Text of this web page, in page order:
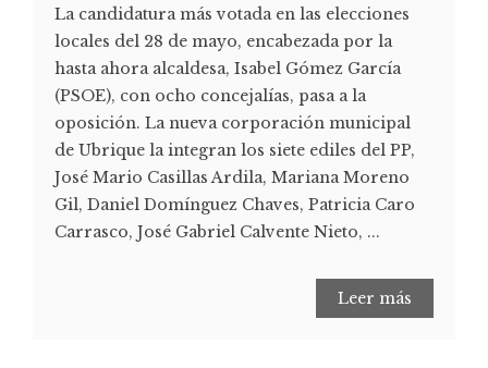
La candidatura más votada en las elecciones
locales del 28 de mayo, encabezada por la
hasta ahora alcaldesa, Isabel Gómez García
(PSOE), con ocho concejalías, pasa a la
oposición. La nueva corporación municipal
de Ubrique la integran los siete ediles del PP,
José Mario Casillas Ardila, Mariana Moreno
Gil, Daniel Domínguez Chaves, Patricia Caro
Carrasco, José Gabriel Calvente Nieto, ...
Leer más